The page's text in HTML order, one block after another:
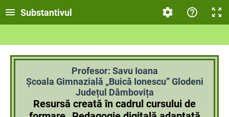
Substantivul
Profesor: Savu Ioana
Școala Gimnazială „Buică Ionescu” Glodeni
Județul Dâmbovița
Resursă creată în cadrul cursului de